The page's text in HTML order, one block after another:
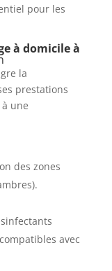
pour les
à domicile à
la
prestations
une
des zones
avec